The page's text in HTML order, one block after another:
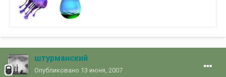
штурманский
Опубликовано 13 июня, 2007